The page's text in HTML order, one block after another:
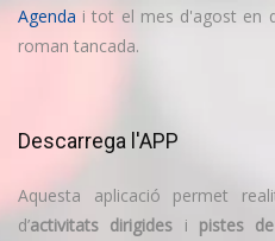
Agenda i tot el mes d'agost en
roman tancada.
Descarrega l'APP
Aquesta aplicació permet
d’activitats dirigides i pistes